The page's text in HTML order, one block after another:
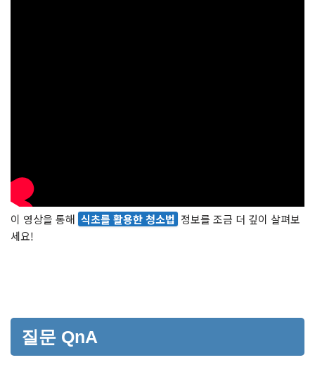
이 영상을 통해 식초를 활용한 청소법 정보를 조금 더 깊이 살펴보
세요!
질문 QnA